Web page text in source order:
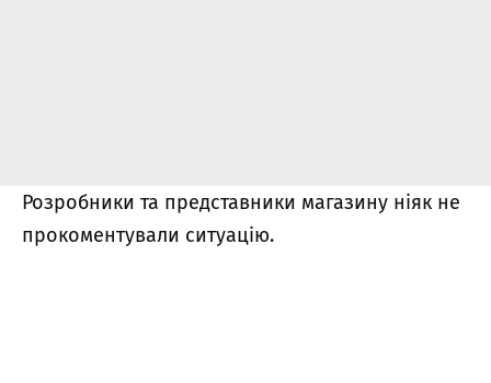
Розробники та представники магазину ніяк не
прокоментували ситуацію.